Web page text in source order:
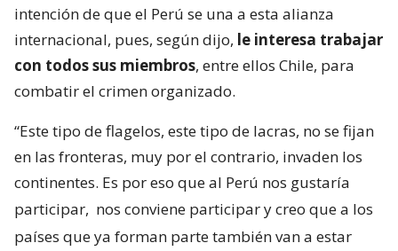
intención de que el Perú se una a esta alianza
internacional, pues, según dijo, le interesa trabajar
con todos sus miembros, entre ellos Chile, para
combatir el crimen organizado.
“Este tipo de flagelos, este tipo de lacras, no se fijan
en las fronteras, muy por el contrario, invaden los
continentes. Es por eso que al Perú nos gustaría
participar, nos conviene participar y creo que a los
países que ya forman parte también van a estar